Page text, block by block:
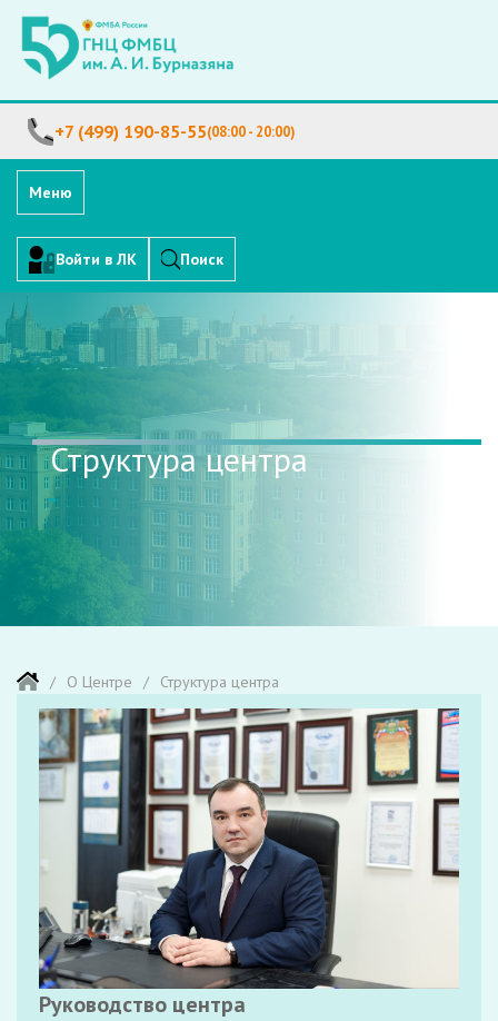
+7 (499) 190-85-55(08:00 - 20:00)
Меню
Войти в ЛК Поиск
Структура центра
О Центре Структура центра
Руководство центра